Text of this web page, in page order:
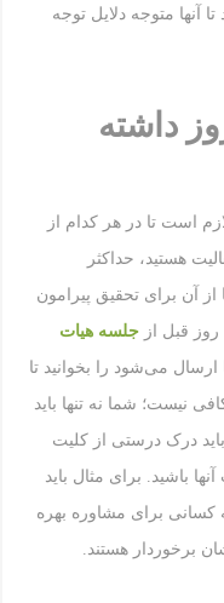
آنها متوجه دلایل توجه
داشته
است تا در هر کدام از
هستید، حداکثر
از آن برای تحقیق پیرامون
روز قبل از جلسه هیات
می‌شود را بخوانید تا
نیست؛ شما نه تنها باید
باید درک درستی از کلیت
باشید. برای مثال باید
کسانی برای مشاوره بهره
برخوردار هستند.